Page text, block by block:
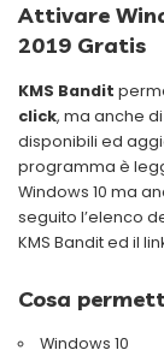
Attivare
2019 Gratis
KMS Bandit
click, ma anche
disponibili ed
programma è
Windows 10 ma
seguito l’elenco
KMS Bandit ed il
Cosa
Windows 10